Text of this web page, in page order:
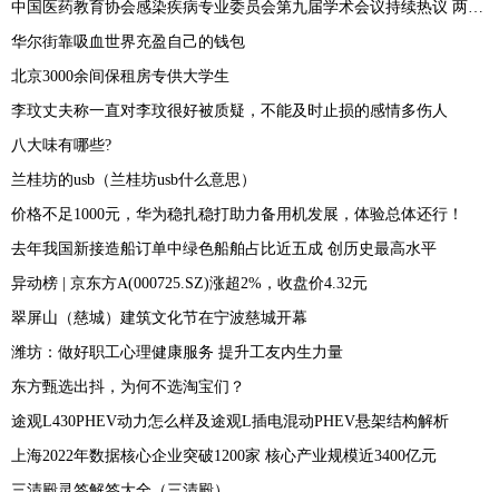
华尔街靠吸血世界充盈自己的钱包
北京3000余间保租房专供大学生
李玟丈夫称一直对李玟很好被质疑，不能及时止损的感情多伤人
八大味有哪些?
兰桂坊的usb（兰桂坊usb什么意思）
价格不足1000元，华为稳扎稳打助力备用机发展，体验总体还行！
去年我国新接造船订单中绿色船舶占比近五成 创历史最高水平
异动榜 | 京东方A(000725.SZ)涨超2%，收盘价4.32元
翠屏山（慈城）建筑文化节在宁波慈城开幕
潍坊：做好职工心理健康服务 提升工友内生力量
东方甄选出抖，为何不选淘宝们？
途观L430PHEV动力怎么样及途观L插电混动PHEV悬架结构解析
上海2022年数据核心企业突破1200家 核心产业规模近3400亿元